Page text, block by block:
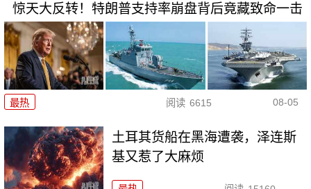
惊天大反转！特朗普支持率崩盘背后竟藏致命一击
最热 阅读 6615 08-05
土耳其货船在黑海遭袭，泽连斯
基又惹了大麻烦